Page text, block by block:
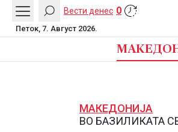
Вести денес 0
Петок, 7. Август 2026.
МАКЕДОНИЈА
ВО БАЗИЛИКАТА